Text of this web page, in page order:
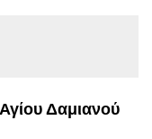
Δαμιανού